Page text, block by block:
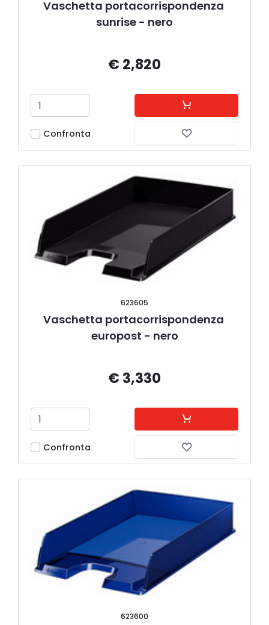
Vaschetta portacorrispondenza
sunrise - nero
€ 2,820
Confronta
623605
Vaschetta portacorrispondenza
europost - nero
€ 3,330
Confronta
623600